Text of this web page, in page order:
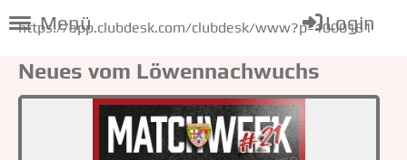
Menü Login
https://app.clubdesk.com/clubdesk/www?p=1000161
Neues vom Löwennachwuchs